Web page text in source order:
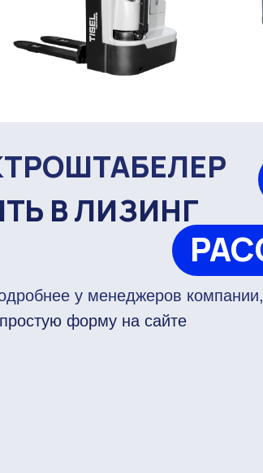
у менеджеров компании,
форму на сайте
В ЛИЗИНГ